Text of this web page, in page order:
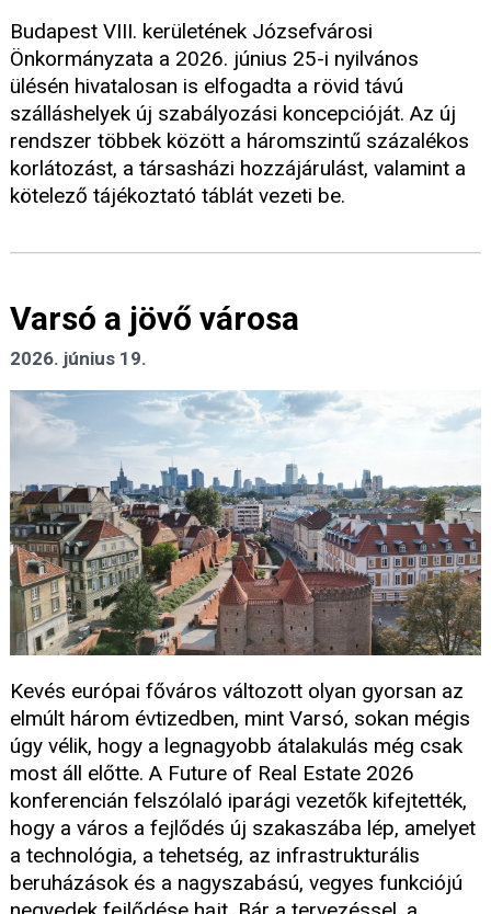
Budapest VIII. kerületének Józsefvárosi
Önkormányzata a 2026. június 25-i nyilvános
ülésén hivatalosan is elfogadta a rövid távú
szálláshelyek új szabályozási koncepcióját. Az új
rendszer többek között a háromszintű százalékos
korlátozást, a társasházi hozzájárulást, valamint a
kötelező tájékoztató táblát vezeti be.
Varsó a jövő városa
2026. június 19.
Kevés európai főváros változott olyan gyorsan az
elmúlt három évtizedben, mint Varsó, sokan mégis
úgy vélik, hogy a legnagyobb átalakulás még csak
most áll előtte. A Future of Real Estate 2026
konferencián felszólaló iparági vezetők kifejtették,
hogy a város a fejlődés új szakaszába lép, amelyet
a technológia, a tehetség, az infrastrukturális
beruházások és a nagyszabású, vegyes funkciójú